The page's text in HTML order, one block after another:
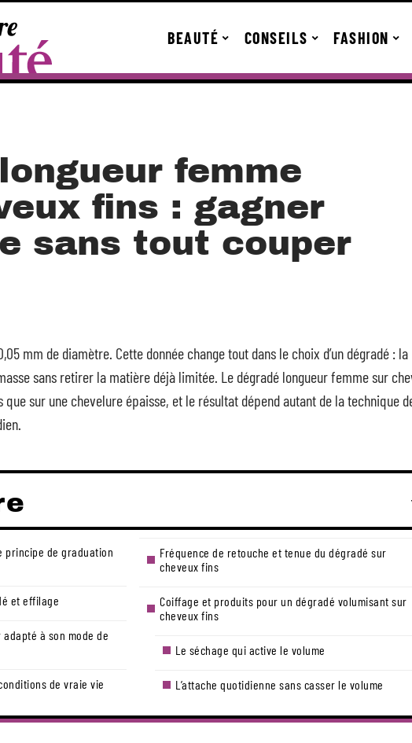
BEAUTÉ CONSEILS FASHION
femme
fins : gagner
sans tout couper
mm de diamètre. Cette donnée change tout dans le choix d’un dégradé : la
sans retirer la matière déjà limitée. Le dégradé longueur femme sur
sur une chevelure épaisse, et le résultat dépend autant de la technique
principe de graduation
et effilage
à son mode de
de vraie vie
Fréquence de retouche et tenue du dégradé sur
cheveux fins
Coiffage et produits pour un dégradé volumisant sur
cheveux fins
Le séchage qui active le volume
L’attache quotidienne sans casser le volume